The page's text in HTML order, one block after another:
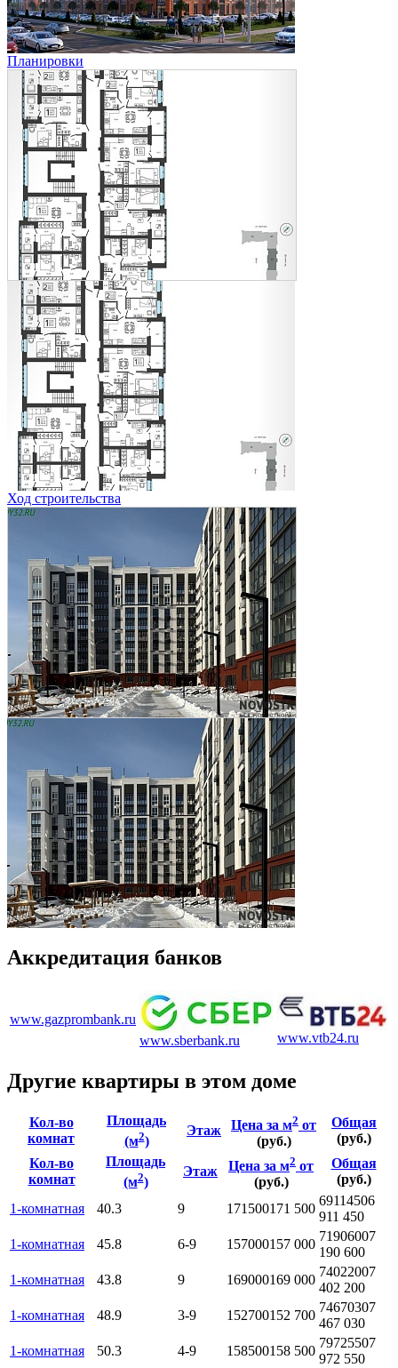
Планировки
Ход строительства
Аккредитация банков
www.gazprombank.ru
www.sberbank.ru
www.vtb24.ru
Другие квартиры в этом доме
Кол-во
комнат
Площадь
(м2)
Этаж Цена за м2 от
(руб.)
Общая
(руб.)
Кол-во
комнат
Площадь
(м2)
Этаж Цена за м2 от
(руб.)
Общая
(руб.)
1-комнатная
40.3 9 171500171 500
69114506
911 450
1-комнатная
45.8 6-9 157000157 000
71906007
190 600
1-комнатная
43.8 9 169000169 000
74022007
402 200
1-комнатная
48.9 3-9 152700152 700
74670307
467 030
1-комнатная
50.3 4-9 158500158 500
79725507
972 550